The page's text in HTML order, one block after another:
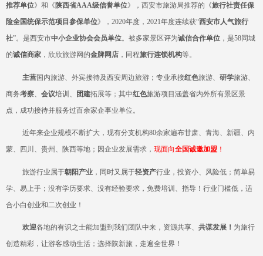
推荐单位》和《 陕西省AAA级信誉单位》，西安市旅游局推荐的《旅行社责任保
险全国统保示范项目参保单位》， 2020年度，2021年度连续获“西安市人气旅行
社”。是西安市中小企业协会会员单位。被多家景区评为诚信合作单位 ，是58同城
的诚信商家 ，欣欣旅游网的金牌网店 ，同程旅行连锁机构等。
主营国内旅游、外宾接待及西安周边旅游；专业承接红色旅游、研学旅游、
商务考察 会议培训、 团建拓展等；其中红色旅游项目涵盖省内外所有景区景
点， 成功接待并服务过百余家企事业单位。
近年来企业规模不断扩大，现有分支机构80余家遍布甘肃、青海、新疆、内
蒙、四川、贵州、陕西等地；因企业发展需求， 现面向全国诚邀加盟 ！
旅游行业属于朝阳产业 ，同时又属于轻资产行业，投资小、风险低；简单易
学、易上手；没有学历要求、没有经验要求，免费培训、指导！行业门槛低，适
合小白创业和二次创业！
欢迎各地的有识之士能加盟到我们团队中来，资源共享、共谋发展！ 为旅行
创造精彩，让游客感动生活；选择陕新旅，走遍全世界！